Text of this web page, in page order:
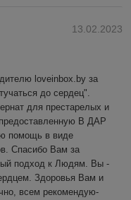
13.02.2023
loveinbox.by за
до сердец".
для престарелых и
В ДАР
помощь в виде
Спасибо Вам за
подход к Людям. Вы -
Здоровья Вам и
всем рекомендую-